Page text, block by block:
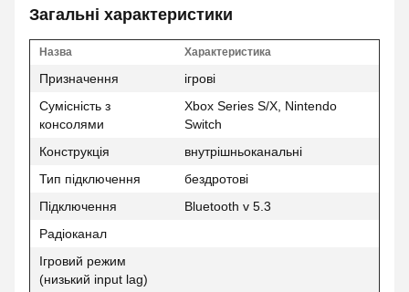
Загальні характеристики
Назва Характеристика
Призначення
ігрові
Сумісність з
консолями
Xbox Series S/X, Nintendo
Switch
Конструкція
внутрішньоканальні
Тип підключення
бездротові
Підключення
Bluetooth v 5.3
Радіоканал
Ігровий режим
(низький input lag)